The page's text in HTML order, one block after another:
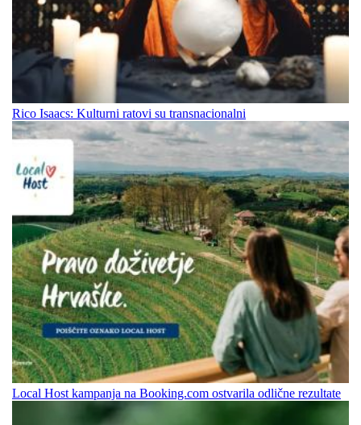
Rico Isaacs: Kulturni ratovi su transnacionalni
Local Host kampanja na Booking.com ostvarila odlične rezultate